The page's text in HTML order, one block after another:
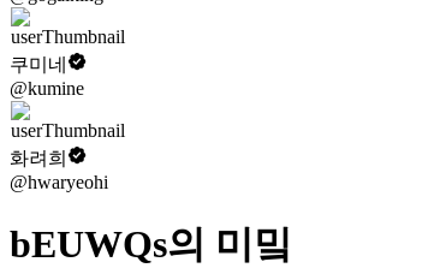
쿠미네
@kumine
화려희
@hwaryeohi
bEUWQs의 미밐